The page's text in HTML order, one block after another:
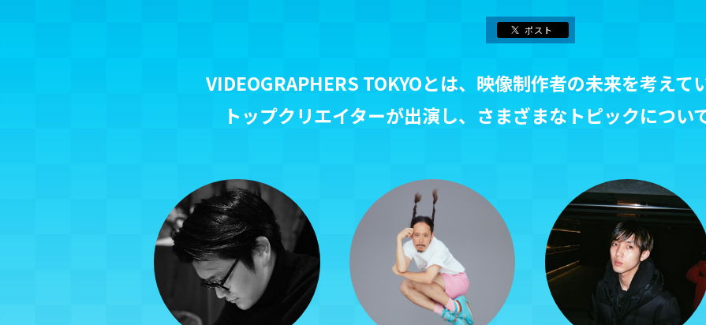
ポスト
VIDEOGRAPHERS TOKYOとは、映像制作者の未来を考えて
トップクリエイターが出演し、さまざまなトピックについ